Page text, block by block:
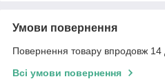
Умови повернення
Повернення товару впродовж 14
Всі умови повернення